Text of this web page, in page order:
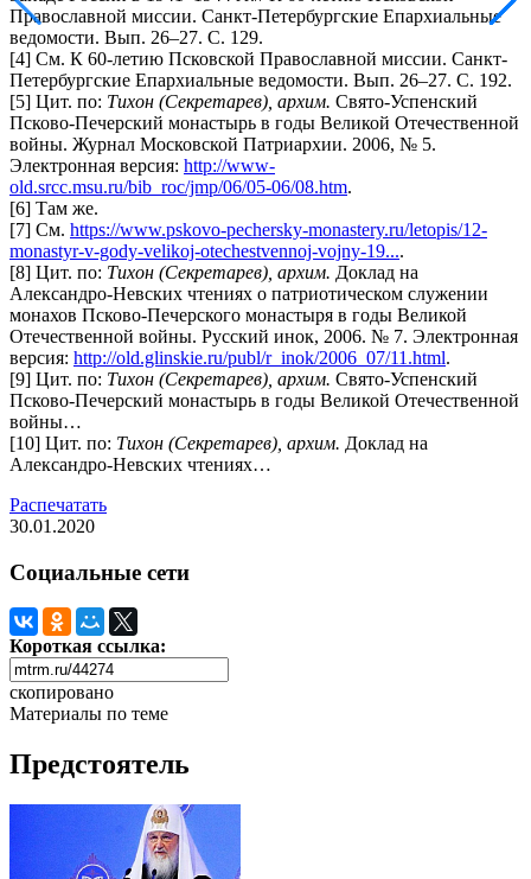
Православной миссии. Санкт-Петербургские Епархиальные
ведомости. Вып. 26–27. С. 129.
[4] См. К 60-летию Псковской Православной миссии. Санкт-
Петербургские Епархиальные ведомости. Вып. 26–27. С. 192.
[5] Цит. по: Тихон (Секретарев), архим. Свято-Успенский
Псково-Печерский монастырь в годы Великой Отечественной
войны. Журнал Московской Патриархии. 2006, № 5.
Электронная версия: http://www-
old.srcc.msu.ru/bib_roc/jmp/06/05-06/08.htm.
[6] Там же.
[7] См. https://www.pskovo-pechersky-monastery.ru/letopis/12-
monastyr-v-gody-velikoj-otechestvennoj-vojny-19....
[8] Цит. по: Тихон (Секретарев), архим. Доклад на
Александро-Невских чтениях о патриотическом служении
монахов Псково-Печерского монастыря в годы Великой
Отечественной войны. Русский инок, 2006. № 7. Электронная
версия: http://old.glinskie.ru/publ/r_inok/2006_07/11.html.
[9] Цит. по: Тихон (Секретарев), архим. Свято-Успенский
Псково-Печерский монастырь в годы Великой Отечественной
войны…
[10] Цит. по: Тихон (Секретарев), архим. Доклад на
Александро-Невских чтениях…
Распечатать
30.01.2020
Социальные сети
Короткая ссылка:
скопировано
Материалы по теме
Предстоятель